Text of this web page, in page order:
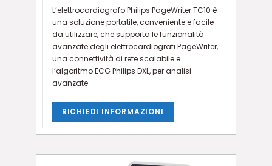
L’elettrocardiografo Philips PageWriter TC10 è
una soluzione portatile, conveniente e facile
da utilizzare, che supporta le funzionalità
avanzate degli elettrocardiografi PageWriter,
una connettività di rete scalabile e
l’algoritmo ECG Philips DXL, per analisi
avanzate
RICHIEDI INFORMAZIONI